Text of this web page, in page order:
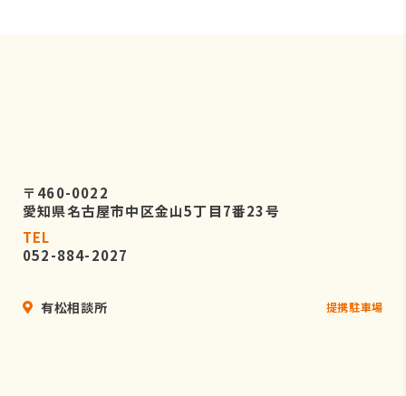
〒460-0022
愛知県名古屋市中区金山5丁目7番23号
TEL
052-884-2027
有松相談所 提携駐車場